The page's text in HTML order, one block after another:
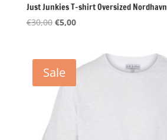
Just Junkies T-shirt Oversized Nordhavn
€30,00 Oorspronkelijke
€30,00.
€5,00Huidige
€5,00.
Sale